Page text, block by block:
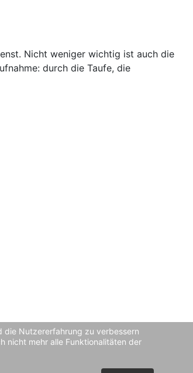
Nicht weniger wichtig ist auch die
durch die Taufe, die
die Nutzererfahrung zu verbessern
nicht mehr alle Funktionalitäten der